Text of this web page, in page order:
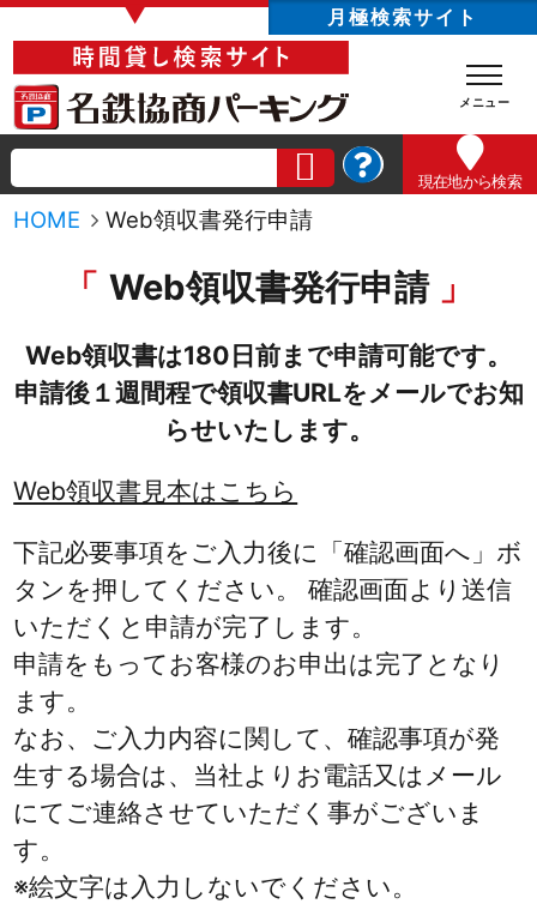
▼ 月極検索サイト
現在地から検索
HOME Web領収書発行申請
Web領収書発行申請
Web領収書は180日前まで申請可能です。
申請後１週間程で領収書URLをメールでお知
らせいたします。
Web領収書見本はこちら
下記必要事項をご入力後に「確認画面へ」ボ
タンを押してください。 確認画面より送信
いただくと申請が完了します。
申請をもってお客様のお申出は完了となり
ます。
なお、ご入力内容に関して、確認事項が発
生する場合は、当社よりお電話又はメール
にてご連絡させていただく事がございま
す。
※絵文字は入力しないでください。